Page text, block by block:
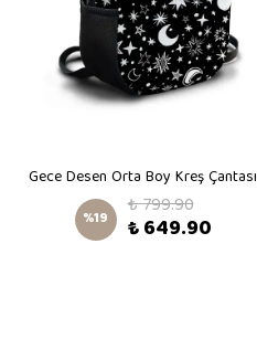
Gece Desen Orta Boy Kreş Çantası
%19 ₺ 799.90
₺ 649.90